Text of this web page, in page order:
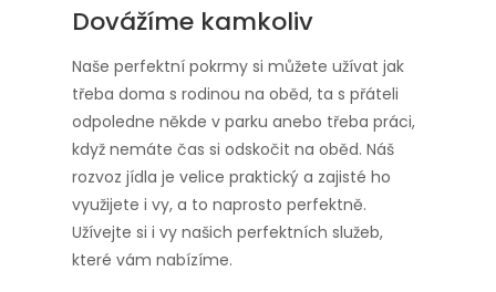
Dovážíme kamkoliv
Naše perfektní pokrmy si můžete užívat jak
třeba doma s rodinou na oběd, ta s přáteli
odpoledne někde v parku anebo třeba práci,
když nemáte čas si odskočit na oběd. Náš
rozvoz jídla je velice praktický a zajisté ho
využijete i vy, a to naprosto perfektně.
Užívejte si i vy našich perfektních služeb,
které vám nabízíme.